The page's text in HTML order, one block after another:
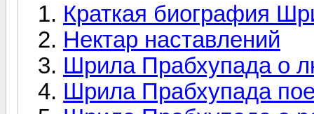
Краткая биография
Нектар наставлений
Шрила Прабхупада о
Шрила Прабхупада